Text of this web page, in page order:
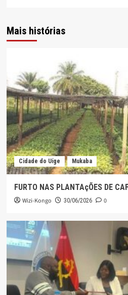
Mais histórias
Cidade do Uíge Mukaba
FURTO NAS PLANTAçÕES DE
Wizi-Kongo 30/06/2026 0